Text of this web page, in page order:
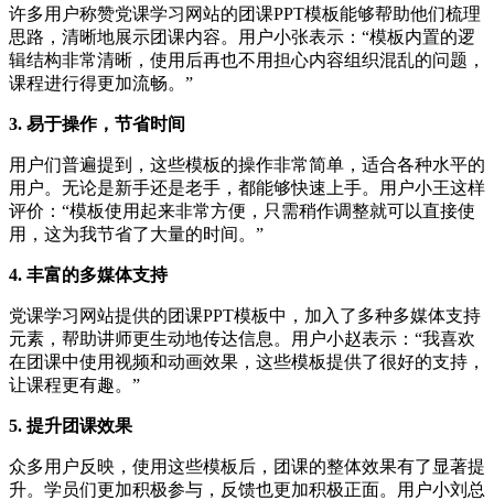
许多用户称赞党课学习网站的团课PPT模板能够帮助他们梳理
思路，清晰地展示团课内容。用户小张表示：“模板内置的逻
辑结构非常清晰，使用后再也不用担心内容组织混乱的问题，
课程进行得更加流畅。”
3. 易于操作，节省时间
用户们普遍提到，这些模板的操作非常简单，适合各种水平的
用户。无论是新手还是老手，都能够快速上手。用户小王这样
评价：“模板使用起来非常方便，只需稍作调整就可以直接使
用，这为我节省了大量的时间。”
4. 丰富的多媒体支持
党课学习网站提供的团课PPT模板中，加入了多种多媒体支持
元素，帮助讲师更生动地传达信息。用户小赵表示：“我喜欢
在团课中使用视频和动画效果，这些模板提供了很好的支持，
让课程更有趣。”
5. 提升团课效果
众多用户反映，使用这些模板后，团课的整体效果有了显著提
升。学员们更加积极参与，反馈也更加积极正面。用户小刘总